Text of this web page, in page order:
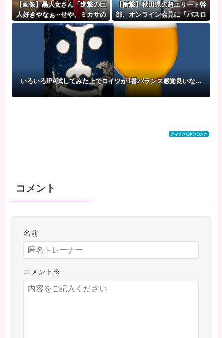
【画像】黒人女さん「進撃の巨
人好きやなぁ···せや、ミカサの
コスプレしたろ！」
【衝撃】秋田県の超エリート幹
部、オンライン会見に「バスロ
ーブ姿＋タバコ」で登場し大問
いろいろIPA試してみた上でコイツが1番バランス感覚良いな…
コメント
名前
コメント ※